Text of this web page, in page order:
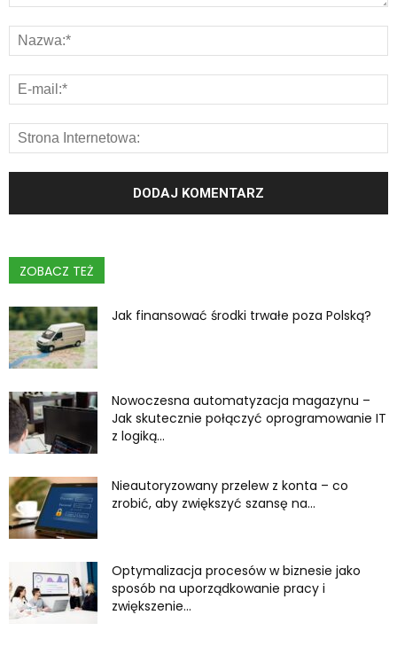
ZOBACZ TEŻ
Jak finansować środki trwałe poza Polską?
Nowoczesna automatyzacja magazynu –
Jak skutecznie połączyć oprogramowanie IT
z logiką...
Nieautoryzowany przelew z konta – co
zrobić, aby zwiększyć szansę na...
Optymalizacja procesów w biznesie jako
sposób na uporządkowanie pracy i
zwiększenie...